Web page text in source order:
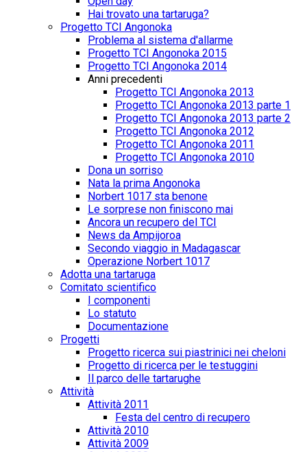
Hai trovato una tartaruga?
Progetto TCI Angonoka
Problema al sistema d'allarme
Progetto TCI Angonoka 2015
Progetto TCI Angonoka 2014
Anni precedenti
Progetto TCI Angonoka 2013
Progetto TCI Angonoka 2013 parte 1
Progetto TCI Angonoka 2013 parte 2
Progetto TCI Angonoka 2012
Progetto TCI Angonoka 2011
Progetto TCI Angonoka 2010
Dona un sorriso
Nata la prima Angonoka
Norbert 1017 sta benone
Le sorprese non finiscono mai
Ancora un recupero del TCI
News da Ampijoroa
Secondo viaggio in Madagascar
Operazione Norbert 1017
Adotta una tartaruga
Comitato scientifico
I componenti
Lo statuto
Documentazione
Progetti
Progetto ricerca sui piastrinici nei cheloni
Progetto di ricerca per le testuggini
Il parco delle tartarughe
Attività
Attività 2011
Festa del centro di recupero
Attività 2010
Attività 2009